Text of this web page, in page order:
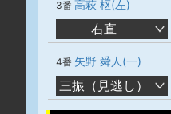
3番 高萩 枢(左)
右直
4番 矢野 舜人(一)
三振（見逃し）